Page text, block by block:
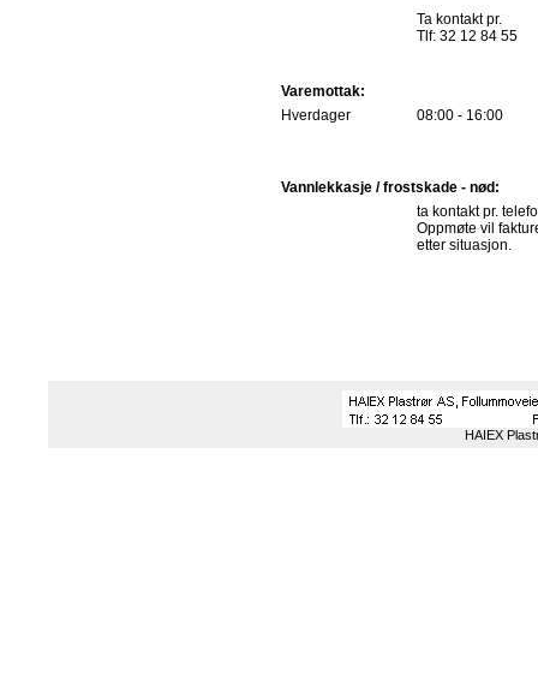
Ta kontakt pr.
Tlf: 32 12 84 55
Varemottak:
Hverdager
08:00 - 16:00
Vannlekkasje / frostskade - nød:
ta kontakt pr.
Oppmøte vil
etter situasjon.
HAIEX